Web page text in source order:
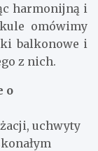
harmonijną i
omówimy
balkonowe i
z nich.
o
uchwyty